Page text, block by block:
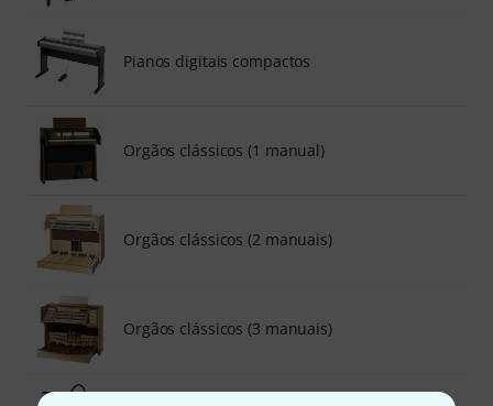
Pianos digitais compactos
Orgãos clássicos (1 manual)
Orgãos clássicos (2 manuais)
Orgãos clássicos (3 manuais)